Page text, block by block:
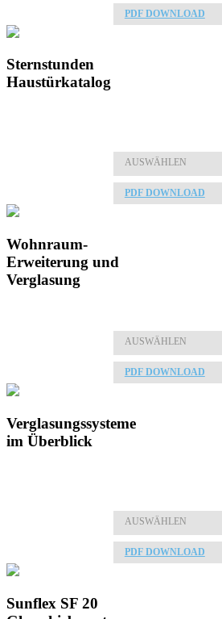
PDF DOWNLOAD
Sternstunden
Haustürkatalog
AUSWÄHLEN
PDF DOWNLOAD
Wohnraum-
Erweiterung und
Verglasung
AUSWÄHLEN
PDF DOWNLOAD
Verglasungssysteme
im Überblick
AUSWÄHLEN
PDF DOWNLOAD
Sunflex SF 20